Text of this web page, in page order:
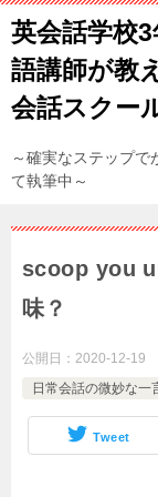
英会話学校
語講師が教
会話スクー
～確実なステップ
て執筆中～
scoop you
味？
公開日： 2020-12-19
日常会話の微妙な一
Tweet